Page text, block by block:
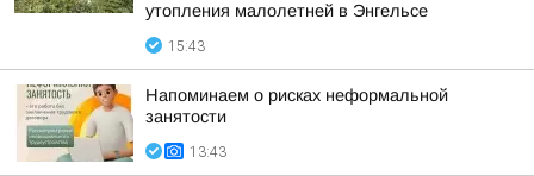
утопления малолетней в Энгельсе
15:43
Напоминаем о рисках неформальной
занятости
13:43